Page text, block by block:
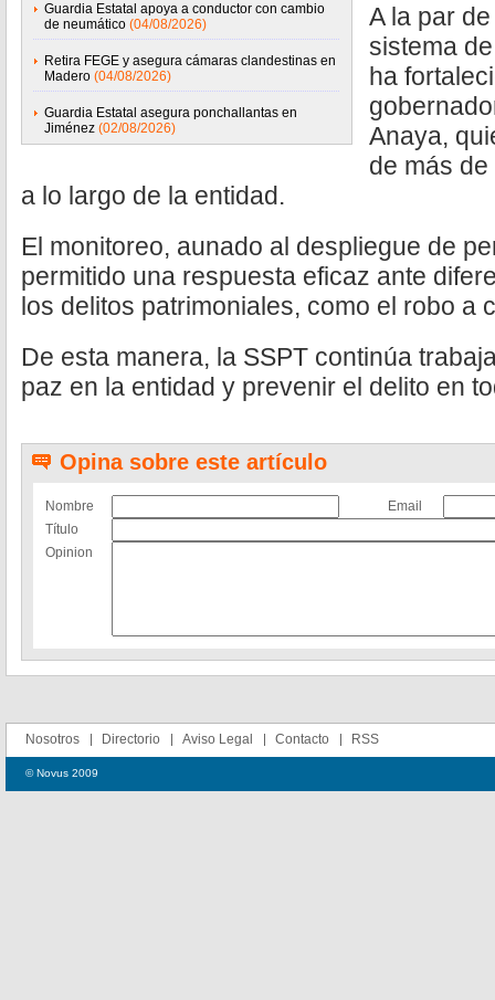
Guardia Estatal apoya a conductor con cambio
de neumático (04/08/2026)
Retira FEGE y asegura cámaras clandestinas en
Madero (04/08/2026)
Guardia Estatal asegura ponchallantas en
Jiménez (02/08/2026)
A la par
sistema
ha
Anaya,
de más
a lo largo de la entidad.
El monitoreo, aunado al despliegue de
permitido una respuesta eficaz ante
los delitos patrimoniales, como el robo a
De esta manera, la SSPT continúa
paz en la entidad y prevenir el delito en
Opina sobre este artículo
Nombre
Email
Título
Opinion
Nosotros Directorio Aviso Legal Contacto RSS
© Novus 2009